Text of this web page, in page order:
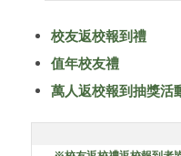
校友返校報到禮
值年校友禮
萬人返校報到抽獎活